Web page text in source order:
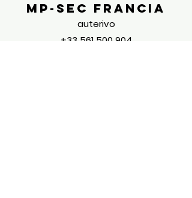
MP-Sec Francia
auterivo
+33 561 500 904